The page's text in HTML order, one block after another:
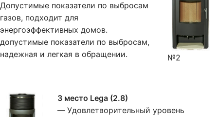
№2
Допустимые показатели по выбросам
газов, подходит для
энергоэффективных домов.
допустимые показатели по выбросам,
надежная и легкая в обращении.
3 место Lega (2.8)
— Удовлетворительный уровень